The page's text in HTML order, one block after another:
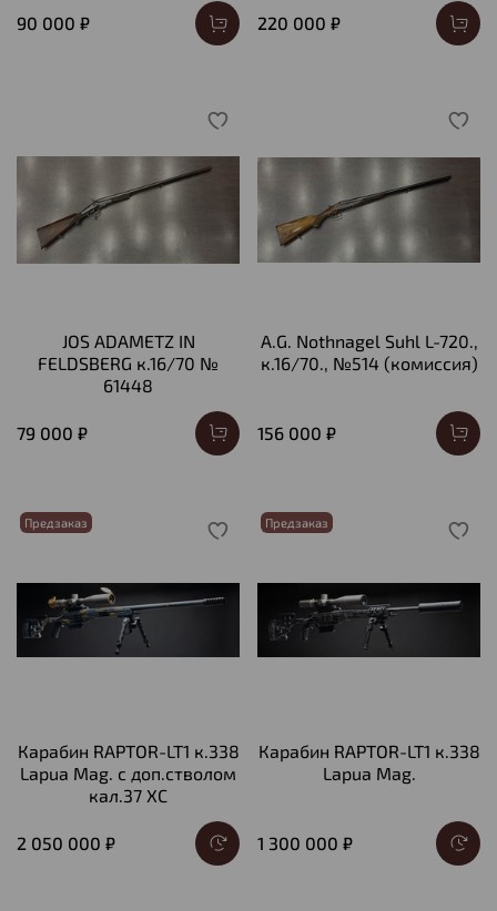
90 000 ₽ 220 000 ₽
JOS ADAMETZ IN
FELDSBERG к.16/70 №
61448
79 000 ₽
A.G. Nothnagel Suhl L-720.,
к.16/70., №514 (комиссия)
156 000 ₽
Предзаказ
Карабин RAPTOR-LT1 к.338
Lapua Mag. с доп.стволом
кал.37 XC
2 050 000 ₽
Предзаказ
Карабин RAPTOR-LT1 к.338
Lapua Mag.
1 300 000 ₽